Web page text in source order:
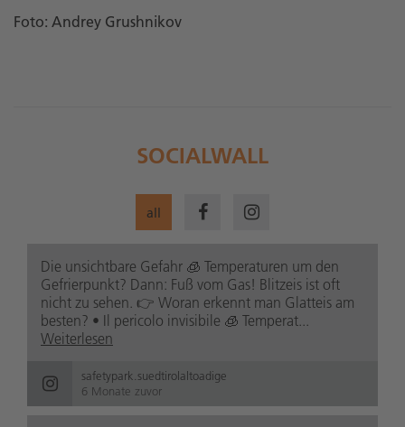
Foto: Andrey Grushnikov
SOCIALWALL
all
Die unsichtbare Gefahr 🧊 Temperaturen um den
Gefrierpunkt? Dann: Fuß vom Gas! Blitzeis ist oft
nicht zu sehen. 👉 Woran erkennt man Glatteis am
besten? • Il pericolo invisibile 🧊 Temperat...
Weiterlesen
safetypark.suedtirolaltoadige
6 Monate zuvor